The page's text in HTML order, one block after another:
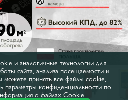
и аналогичные технологии для
сайта, анализа посещаемости и
можете принять все файлы cookie,
параметры конфиденциальности по
о файлах Cookie